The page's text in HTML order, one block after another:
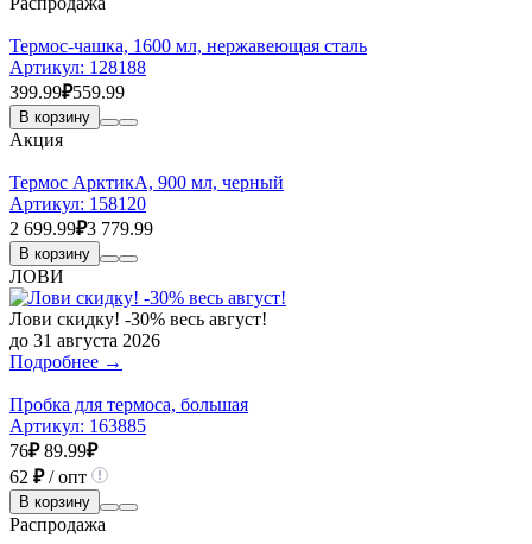
Термос-чашка, 1600 мл, нержавеющая сталь
Артикул: 128188
399.99₽559.99
В корзину
Акция
Термос АрктикА, 900 мл, черный
Артикул: 158120
2 699.99₽3 779.99
В корзину
ЛОВИ
Лови скидку! -30% весь август!
до 31 августа 2026
Подробнее →
Пробка для термоса, большая
Артикул: 163885
76₽ 89.99₽
62 ₽/ опт
В корзину
Распродажа